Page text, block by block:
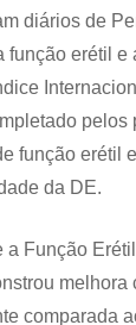
diários de
função erétil e
pelos
função erétil
da DE.
a Função
melhora
comparada